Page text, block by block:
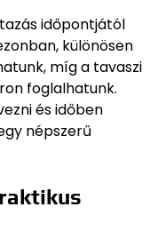
időpontjától
különösen
míg a tavaszi
foglalhatunk.
és időben
népszerű